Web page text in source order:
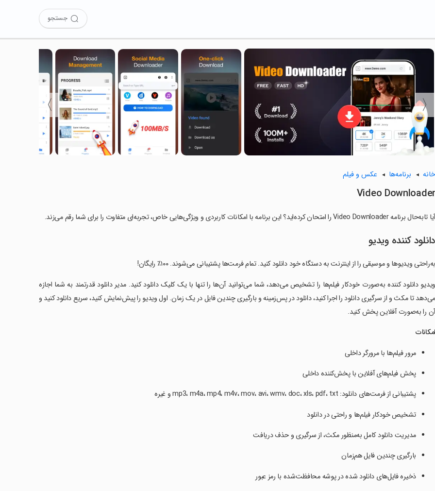
جستجو
〈
〉
خانه برنامه‌ها عکس و فیلم
Video Downloader
آیا تابه‌حال برنامه Video Downloader را امتحان کرده‌اید؟ این برنامه با امکانات کاربردی و ویژگی‌هایی خاص، تجربه‌ای متفاوت را برای شما رقم می‌زند.
دانلود کننده ویدیو
به‌راحتی ویدیوها و موسیقی را از اینترنت به دستگاه خود دانلود کنید. تمام فرمت‌ها پشتیبانی می‌شوند. ۱۰۰٪ رایگان!
ویدیو دانلود کننده به‌صورت خودکار فیلم‌ها را تشخیص می‌دهد، شما می‌توانید آن‌ها را تنها با یک کلیک دانلود کنید. مدیر دانلود قدرتمند به شما اجازه
می‌دهد تا مکث و از سرگیری دانلود را اجرا کنید، دانلود در پس‌زمینه و بارگیری چندین فایل در یک زمان. اول ویدیو را پیش‌نمایش کنید، سریع دانلود کنید و
آن را به‌صورت آفلاین پخش کنید.
امکانات
مرور فیلم‌ها با مرورگر داخلی
پخش فیلم‌های آفلاین با پخش‌کننده داخلی
پشتیبانی از فرمت‌های دانلود: mp3، m4a، mp4، m4v، mov، avi، wmv، doc، xls، pdf، txt و غیره
تشخیص خودکار فیلم‌ها و راحتی در دانلود
مدیریت دانلود کامل به‌منظور مکث، از سرگیری و حذف دریافت
بارگیری چندین فایل هم‌زمان
ذخیره فایل‌های دانلود شده در پوشه محافظت‌شده با رمز عبور